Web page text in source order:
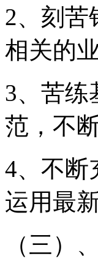
2、刻苦
相关的
3、苦练
范，不
4、不断
运用最
（三）、